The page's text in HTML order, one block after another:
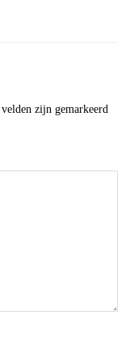
velden zijn gemarkeerd